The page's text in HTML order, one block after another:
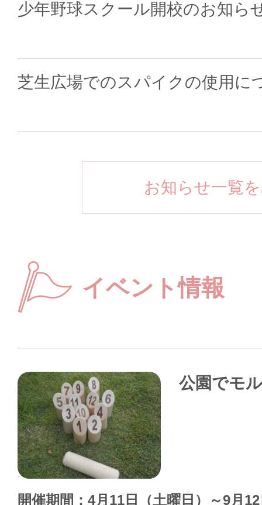
少年野球スクール開校のお知ら
芝生広場でのスパイクの使用に
お知らせ一覧
イベント情報
公園でモ
開催期間：4月11日（土曜日）～9月